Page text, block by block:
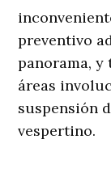
preventivo
panorama,
áreas
suspensión
vespertino.